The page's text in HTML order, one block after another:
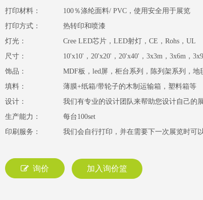
打印材料：
100％涤纶面料/ PVC，使用安全用于展览
打印方式：
热转印和喷漆
灯光：
Cree LED芯片，LED射灯，CE，Rohs，UL
尺寸：
10'x10'，20'x20'，20'x40'，3x3m，3x6m，
饰品：
MDF板，led屏，柜台系列，陈列架系列，地
填料：
薄膜+纸箱/带轮子的木制运输箱，塑料箱等
设计：
我们有专业的设计团队来帮助您设计自己的
生产能力：
每台100set
印刷服务：
我们会自行打印，并在需要下一次展览时可
询价 加入询价篮